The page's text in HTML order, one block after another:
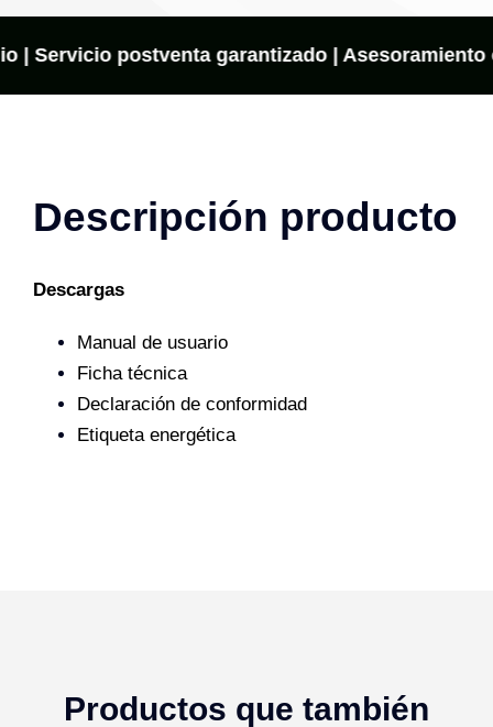
cantidad
| Servicio postventa garantizado | Asesoramiento
Descripción producto
Descargas
Manual de usuario
Ficha técnica
Declaración de conformidad
Etiqueta energética
Productos que también